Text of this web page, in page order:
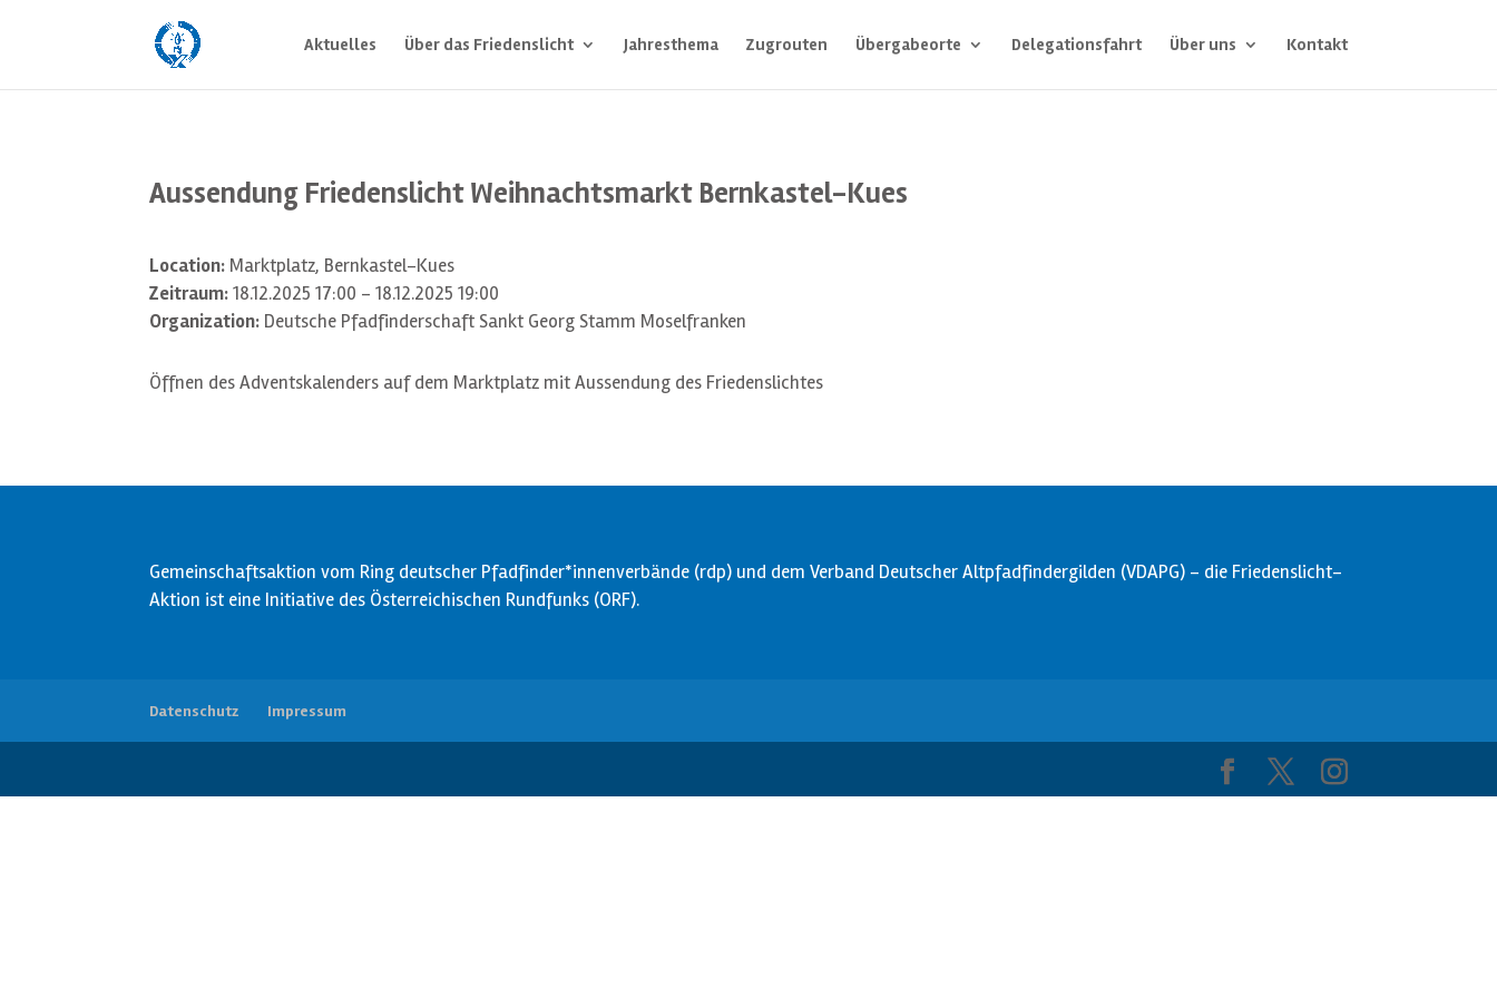
Aktuelles Über das Friedenslicht Jahresthema Zugrouten Übergabeorte Delegationsfahrt Über uns Kontakt
Aussendung Friedenslicht Weihnachtsmarkt Bernkastel-Kues
Location: Marktplatz, Bernkastel-Kues
Zeitraum:18.12.2025 17:00 - 18.12.2025 19:00
Organization: Deutsche Pfadfinderschaft Sankt Georg Stamm Moselfranken
Öffnen des Adventskalenders auf dem Marktplatz mit Aussendung des Friedenslichtes
Gemeinschaftsaktion vom Ring deutscher Pfadfinder*innenverbände (rdp) und dem Verband Deutscher Altpfadfindergilden (VDAPG) - die Friedenslicht-
Aktion ist eine Initiative des Österreichischen Rundfunks (ORF).
Datenschutz Impressum